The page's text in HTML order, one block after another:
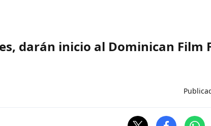
darán inicio al Dominican Film